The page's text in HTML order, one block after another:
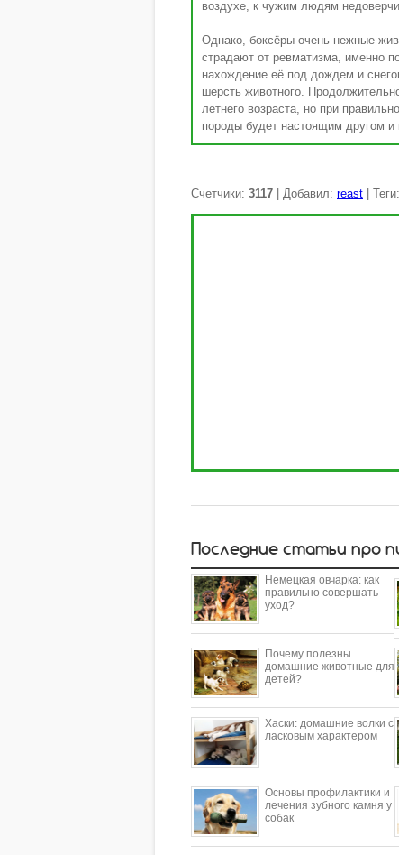
воздухе, к чужим людям
Однако, боксёры очень нежные
страдают от ревматизма, именно
нахождение её под дождем и
шерсть животного.
летнего возраста, но при
породы будет настоящим другом и
Счетчики: 3117 Добавил: reast Теги:
Последние статьи про
Немецкая овчарка: как
правильно совершать
уход?
Почему полезны
домашние животные для
детей?
​Хаски: домашние волки с
ласковым характером
Основы профилактики и
лечения зубного камня у
собак